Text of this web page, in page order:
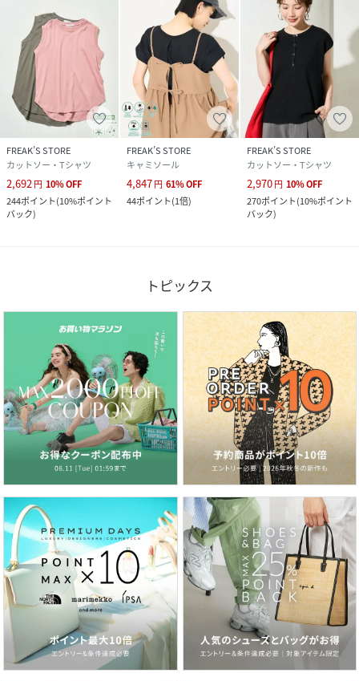
FREAK’S STORE
カットソー・Tシャツ
2,692 円 10%OFF
244ポイント(10%ポイント
バック)
FREAK’S STORE
キャミソール
4,847円 61%OFF
44ポイント(1倍)
FREAK’S STORE
カットソー・Tシャツ
2,970円 10%OFF
270ポイント(10%ポイント
バック)
トピックス